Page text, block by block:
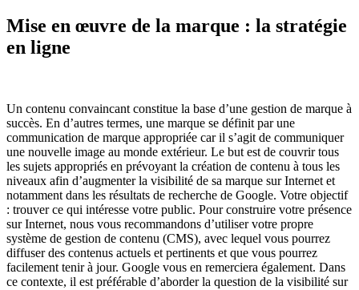
Mise en œuvre de la marque : la stratégie
en ligne
Un contenu convaincant constitue la base d’une gestion de marque à
succès. En d’autres termes, une marque se définit par une
communication de marque appropriée car il s’agit de communiquer
une nouvelle image au monde extérieur. Le but est de couvrir tous
les sujets appropriés en prévoyant la création de contenu à tous les
niveaux afin d’augmenter la visibilité de sa marque sur Internet et
notamment dans les résultats de recherche de Google. Votre objectif
: trouver ce qui intéresse votre public. Pour construire votre présence
sur Internet, nous vous recommandons d’utiliser votre propre
système de gestion de contenu (CMS), avec lequel vous pourrez
diffuser des contenus actuels et pertinents et que vous pourrez
facilement tenir à jour. Google vous en remerciera également. Dans
ce contexte, il est préférable d’aborder la question de la visibilité sur